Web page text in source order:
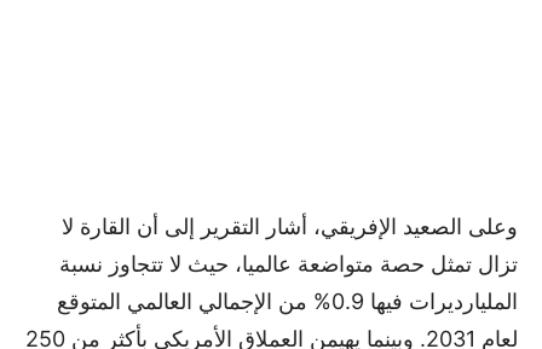
وعلى الصعيد الإفريقي، أشار التقرير إلى أن القارة لا
تزال تمثل حصة متواضعة عالميا، حيث لا تتجاوز نسبة
المليارديرات فيها 0.9% من الإجمالي العالمي المتوقع
لعام 2031. وبينما يهيمن العملاق الأمريكي بأكثر من 250